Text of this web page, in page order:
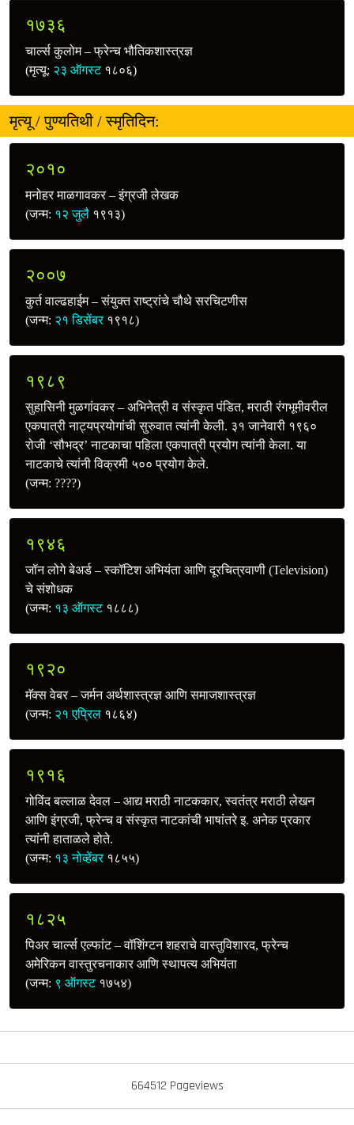
१७३६
चार्ल्स कुलोम – फ्रेन्च भौतिकशास्त्रज्ञ
(मृत्यू: २३ ऑगस्ट१८०६)
मृत्यू / पुण्यतिथी / स्मृतिदिन:
२०१०
मनोहर माळगावकर – इंग्रजी लेखक
(जन्म: १२ जुलै १९१३)
२००७
कुर्त वाल्ढहाईम – संयुक्त राष्ट्रांचे चौथे सरचिटणीस
(जन्म: २१ डिसेंबर१९१८)
१९८९
सुहासिनी मुळगांवकर – अभिनेत्री व संस्कृत पंडित, मराठी रंगभूमीवरील
एकपात्री नाट्यप्रयोगांची सुरुवात त्यांनी केली. ३१ जानेवारी १९६०
रोजी ‘सौभद्र’ नाटकाचा पहिला एकपात्री प्रयोग त्यांनी केला. या
नाटकाचे त्यांनी विक्रमी ५०० प्रयोग केले.
(जन्म: ????)
१९४६
जॉन लोगे बेअर्ड – स्कॉटिश अभियंता आणि दूरचित्रवाणी (Television)
चे संशोधक
(जन्म: १३ ऑगस्ट१८८८)
१९२०
मॅक्स वेबर – जर्मन अर्थशास्त्रज्ञ आणि समाजशास्त्रज्ञ
(जन्म: २१ एप्रिल १८६४)
१९१६
गोविंद बल्लाळ देवल – आद्य मराठी नाटककार, स्वतंत्र मराठी लेखन
आणि इंग्रजी, फ्रेन्च व संस्कृत नाटकांची भाषांतरे इ. अनेक प्रकार
त्यांनी हाताळले होते.
(जन्म: १३ नोव्हेंबर१८५५)
१८२५
पिअर चार्ल्स एल्फांट – वॉशिंग्टन शहराचे वास्तुविशारद, फ्रेन्च
अमेरिकन वास्तुरचनाकार आणि स्थापत्य अभियंता
(जन्म: ९ ऑगस्ट१७५४)
664512 Pageviews